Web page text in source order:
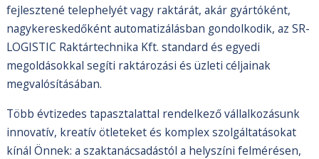
fejlesztené telephelyét vagy raktárát, akár gyártóként,
nagykereskedőként automatizálásban gondolkodik, az SR-
LOGISTIC Raktártechnika Kft. standard és egyedi
megoldásokkal segíti raktározási és üzleti céljainak
megvalósításában.
Több évtizedes tapasztalattal rendelkező vállalkozásunk
innovatív, kreatív ötleteket és komplex szolgáltatásokat
kínál Önnek: a szaktanácsadástól a helyszíni felmérésen,